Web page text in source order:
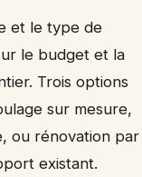
et le type de
le budget et la
Trois options
sur mesure,
ou rénovation par
existant.